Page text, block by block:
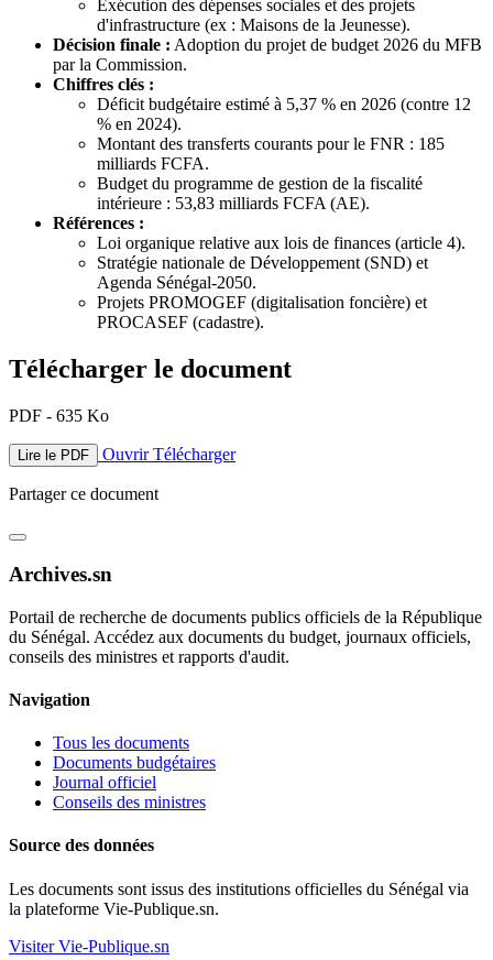
Exécution des dépenses sociales et des projets
d'infrastructure (ex : Maisons de la Jeunesse).
Décision finale : Adoption du projet de budget 2026 du MFB
par la Commission.
Chiffres clés :
Déficit budgétaire estimé à 5,37 % en 2026 (contre 12
% en 2024).
Montant des transferts courants pour le FNR : 185
milliards FCFA.
Budget du programme de gestion de la fiscalité
intérieure : 53,83 milliards FCFA (AE).
Références :
Loi organique relative aux lois de finances (article 4).
Stratégie nationale de Développement (SND) et
Agenda Sénégal-2050.
Projets PROMOGEF (digitalisation foncière) et
PROCASEF (cadastre).
Télécharger le document
PDF - 635 Ko
Lire le PDF OuvrirTélécharger
Partager ce document
Archives.sn
Portail de recherche de documents publics officiels de la République
du Sénégal. Accédez aux documents du budget, journaux officiels,
conseils des ministres et rapports d'audit.
Navigation
Tous les documents
Documents budgétaires
Journal officiel
Conseils des ministres
Source des données
Les documents sont issus des institutions officielles du Sénégal via
la plateforme Vie-Publique.sn.
Visiter Vie-Publique.sn